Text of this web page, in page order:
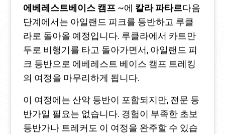
에베레스트베이스 캠프 ~에 칼라 파타르다음
단계에서는 아일랜드 피크를 등반하고 루클
라로 돌아올 예정입니다. 루클라에서 카트만
두로 비행기를 타고 돌아가면서, 아일랜드 피
크 등반으로 에베레스트 베이스 캠프 트레킹
의 여정을 마무리하게 됩니다.
이 여정에는 산악 등반이 포함되지만, 전문 등
반가일 필요는 없습니다. 경험이 부족한 초보
등반가나 트레커도 이 여정을 완주할 수 있습